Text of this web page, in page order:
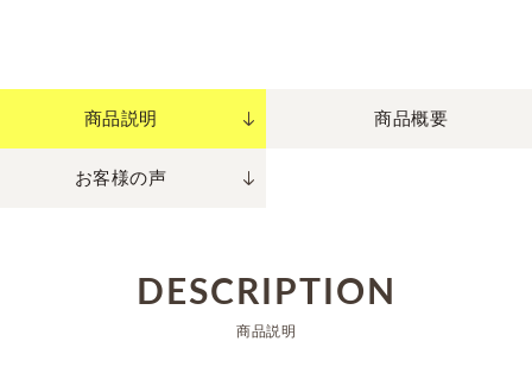
商品説明 商品概要
お客様の声
DESCRIPTION
商品説明